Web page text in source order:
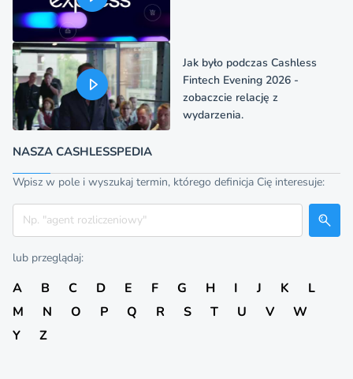
Jak było podczas Cashless
Fintech Evening 2026 -
zobaczcie relację z
wydarzenia.
NASZA CASHLESSPEDIA
Wpisz w pole i wyszukaj termin, którego definicja Cię interesuje:
Szukaj
lub przeglądaj:
A B C D E F G H I J K
L
M
N O P Q R S T U V
W
Y
Z